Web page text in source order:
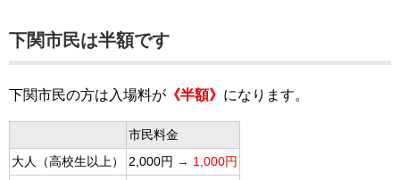
下関市民は半額です
下関市民の方は入場料が 《半額》 になります。
市民料金
大人（高校生以上）
2,000円 → 1,000円